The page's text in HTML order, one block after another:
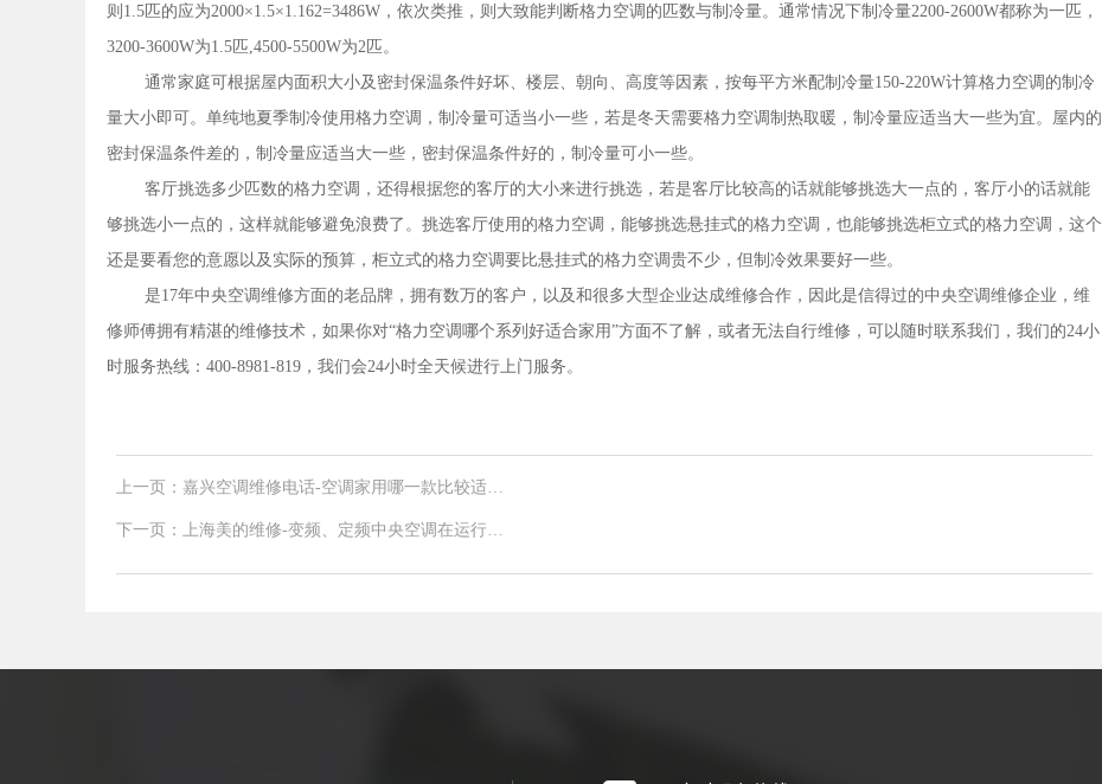
则1.5匹的应为2000×1.5×1.162=3486W，依次类推，则大致能判断格力空调的匹数与制冷量。通常情况下制冷量2200-2600W都称为一匹，
3200-3600W为1.5匹,4500-5500W为2匹。
通常家庭可根据屋内面积大小及密封保温条件好坏、楼层、朝向、高度等因素，按每平方米配制冷量150-220W计算格力空调的制冷
量大小即可。单纯地夏季制冷使用格力空调，制冷量可适当小一些，若是冬天需要格力空调制热取暖，制冷量应适当大一些为宜。屋内的
密封保温条件差的，制冷量应适当大一些，密封保温条件好的，制冷量可小一些。
客厅挑选多少匹数的格力空调，还得根据您的客厅的大小来进行挑选，若是客厅比较高的话就能够挑选大一点的，客厅小的话就能
够挑选小一点的，这样就能够避免浪费了。挑选客厅使用的格力空调，能够挑选悬挂式的格力空调，也能够挑选柜立式的格力空调，这个
还是要看您的意愿以及实际的预算，柜立式的格力空调要比悬挂式的格力空调贵不少，但制冷效果要好一些。
是17年中央空调维修方面的老品牌，拥有数万的客户，以及和很多大型企业达成维修合作，因此是信得过的中央空调维修企业，维
修师傅拥有精湛的维修技术，如果你对“格力空调哪个系列好适合家用”方面不了解，或者无法自行维修，可以随时联系我们，我们的24小
时服务热线：400-8981-819，我们会24小时全天候进行上门服务。
上一页：嘉兴空调维修电话-空调家用哪一款比较适合
下一页：上海美的维修-变频、定频中央空调在运行及